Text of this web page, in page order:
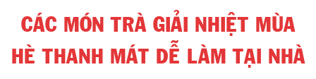
CÁC MÓN TRÀ GIẢI NHIỆT MÙA
HÈ THANH MÁT DỄ LÀM TẠI NHÀ